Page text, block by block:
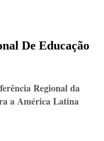
De Educação
Regional da
a América Latina